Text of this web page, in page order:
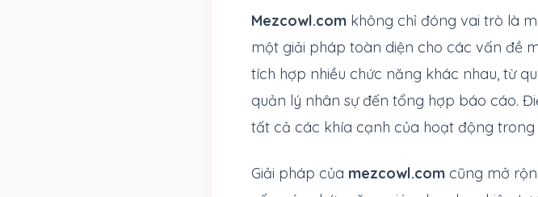
Mezcowl.com không chỉ đóng vai trò là
một giải pháp toàn diện cho các vấn đề
tích hợp nhiều chức năng khác nhau, từ
quản lý nhân sự đến tổng hợp báo cáo.
tất cả các khía cạnh của hoạt động
Giải pháp của mezcowl.com cũng mở